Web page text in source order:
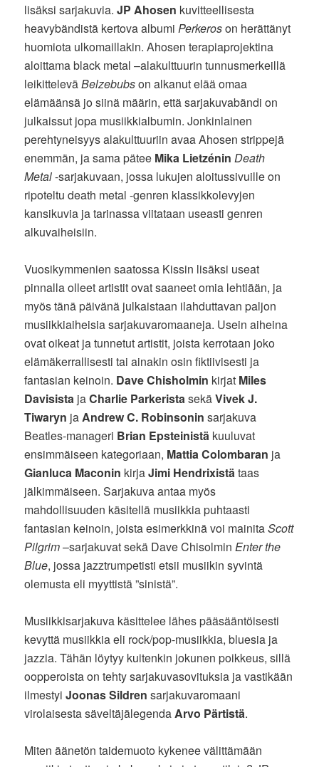
lisäksi sarjakuvia.JP Ahosen kuvitteellisesta
heavybändistä kertova albumiPerkeroson herättänyt
huomiota ulkomaillakin. Ahosen terapiaprojektina
aloittama black metal –alakulttuurin tunnusmerkeillä
leikitteleväBelzebubson alkanut elää omaa
elämäänsä jo siinä määrin, että sarjakuvabändi on
julkaissut jopa musiikkialbumin. Jonkinlainen
perehtyneisyys alakulttuuriin avaa Ahosen strippejä
enemmän, ja sama pätee Mika Lietzénin Death
Metal-sarjakuvaan, jossa lukujen aloitussivuille on
ripoteltu death metal -genren klassikkolevyjen
kansikuvia ja tarinassa viitataan useasti genren
alkuvaiheisiin.
Vuosikymmenien saatossa Kissin lisäksi useat
pinnalla olleet artistit ovat saaneet omia lehtiään, ja
myös tänä päivänä julkaistaan ilahduttavan paljon
musiikkiaiheisia sarjakuvaromaaneja. Usein aiheina
ovat oikeat ja tunnetut artistit, joista kerrotaan joko
elämäkerrallisesti tai ainakin osin fiktiivisesti ja
fantasian keinoin. Dave Chisholmin kirjat Miles
Davisista jaCharlie ParkeristasekäVivek J.
Tiwaryn jaAndrew C. Robinsonin sarjakuva
Beatles-manageri Brian Epsteinistä kuuluvat
ensimmäiseen kategoriaan, Mattia Colombaran ja
Gianluca Maconin kirjaJimi Hendrixistätaas
jälkimmäiseen. Sarjakuva antaa myös
mahdollisuuden käsitellä musiikkia puhtaasti
fantasian keinoin, joista esimerkkinä voi mainitaScott
Pilgrim–sarjakuvat sekä Dave ChisolminEnter the
Blue, jossa jazztrumpetisti etsii musiikin syvintä
olemusta eli myyttistä ”sinistä”.
Musiikkisarjakuva käsittelee lähes pääsääntöisesti
kevyttä musiikkia eli rock/pop-musiikkia, bluesia ja
jazzia. Tähän löytyy kuitenkin jokunen poikkeus, sillä
oopperoista on tehty sarjakuvasovituksia ja vastikään
ilmestyiJoonas Sildren sarjakuvaromaani
virolaisesta säveltäjälegendaArvo Pärtistä.
Miten äänetön taidemuoto kykenee välittämään